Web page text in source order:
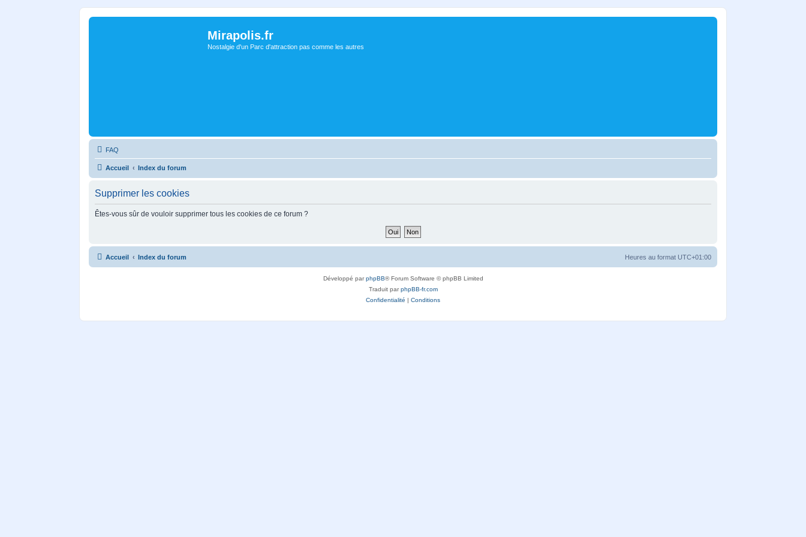
Mirapolis.fr
Nostalgie d'un Parc d'attraction pas comme les autres
FAQ
Accueil Index du forum
Supprimer les cookies
Êtes-vous sûr de vouloir supprimer tous les cookies de ce forum ?
Accueil Index du forum Heures au format UTC+01:00
Développé parphpBB® Forum Software © phpBB Limited
Traduit parphpBB-fr.com
Confidentialité | Conditions